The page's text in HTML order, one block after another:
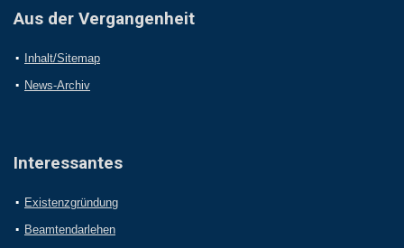
Aus der Vergangenheit
Inhalt/Sitemap
News-Archiv
Interessantes
Existenzgründung
Beamtendarlehen